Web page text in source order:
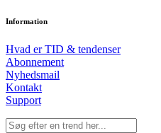
Information
Hvad er TID & tendenser
Abonnement
Nyhedsmail
Kontakt
Support